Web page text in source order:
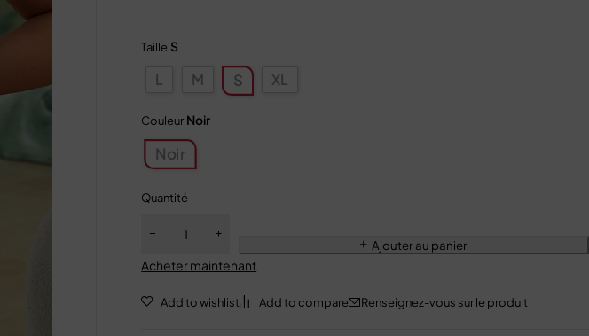
Taille S
L M S XL
Couleur Noir
Noir
Quantité
Ajouter au panier
Acheter maintenant
Renseignez-vous sur le produit